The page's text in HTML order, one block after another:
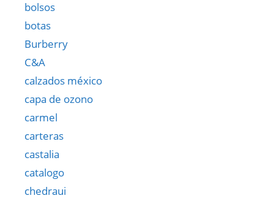
bolsos
botas
Burberry
C&A
calzados méxico
capa de ozono
carmel
carteras
castalia
catalogo
chedraui